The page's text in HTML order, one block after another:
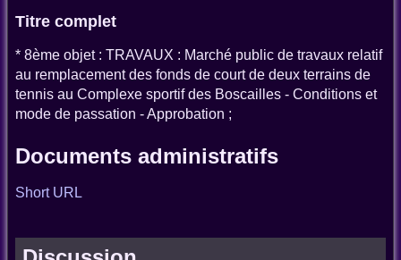
Titre complet
* 8ème objet : TRAVAUX : Marché public de travaux relatif
au remplacement des fonds de court de deux terrains de
tennis au Complexe sportif des Boscailles - Conditions et
mode de passation - Approbation ;
Documents administratifs
Short URL